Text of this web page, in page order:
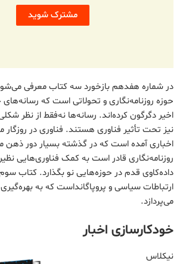
مشترک شوید
در شماره هفدهم بازخورد سه کتاب معرفی
حوزه روزنامه‌نگاری و تحولاتی است که
اخیر دگرگون کرده‌اند. رسانه‌ها نه‌فقط از نظر
نیز تحت تأثیر فناوری هستند. فناوری در روزگار
اخباری آمده است که در گذشته بسیار دور ذهن
روزنامه‌نگاری قادر است به کمک فناوری‌هایی
داده‌کاوی قدم در حوزه‌هایی نو بگذارد. کتاب سوم
ارتباطات سیاسی و پروپاگانداست که به
می‌پردازد.
خودکارسازی اخبار
نیکلاس